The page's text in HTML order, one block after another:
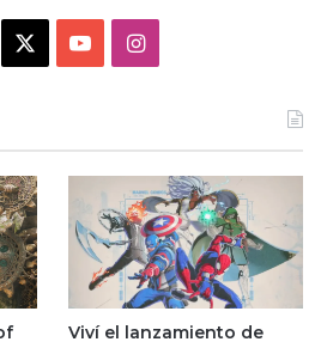
YouTubeInstagram
Viví el lanzamiento de